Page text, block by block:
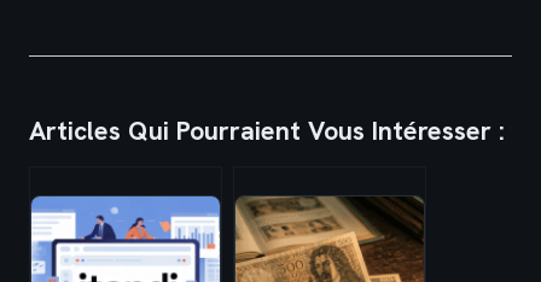
Articles Qui Pourraient Vous Intéresser :